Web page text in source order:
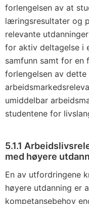
forlengelsen av at
læringsresultater og
relevante
for aktiv deltagelse i
samfunn samt for en
forlengelsen av
umiddelbar
studentene for
5.1.1
med høyere
En av utfordringene
høyere utdanning er
kompetansebehov